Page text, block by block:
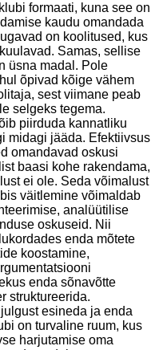
formaati, kuna see on
kaudu omandada
on koolitused, kus
Samas, sellise
üsna madal. Pole
õpivad kõige vähem
sest viimane peab
selgeks tegema.
piirduda kannatliku
midagi jääda. Efektiivsus
omandavad oskusi
baasi kohe rakendama,
ei ole. Seda võimalust
väitlemine võimaldab
analüütilise
oskuseid. Nii
enda mõtete
koostamine,
enda sõnavõtte
struktureerida.
esineda ja enda
on turvaline ruum, kus
harjutamise oma